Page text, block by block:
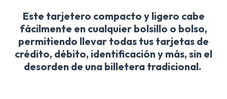
Este tarjetero compacto y ligero cabe
fácilmente en cualquier bolsillo o bolso,
permitiendo llevar todas tus tarjetas de
crédito, débito, identificación y más, sin el
desorden de una billetera tradicional.